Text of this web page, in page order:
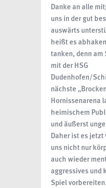
Danke an alle
uns in der gut
auswärts
heißt es
tanken, denn
mit der HSG
Dudenhofen/
nächste
Hornissenarena
heimischem
und äußerst
Daher ist es
uns nicht nur
auch wieder
aggressives und
Spiel